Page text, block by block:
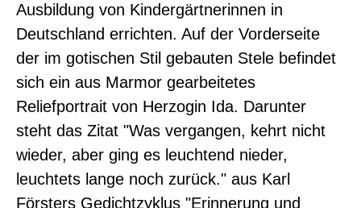
Ausbildung von Kindergärtnerinnen in
Deutschland errichten. Auf der Vorderseite
der im gotischen Stil gebauten Stele befindet
sich ein aus Marmor gearbeitetes
Reliefportrait von Herzogin Ida. Darunter
steht das Zitat "Was vergangen, kehrt nicht
wieder, aber ging es leuchtend nieder,
leuchtets lange noch zurück." aus Karl
Försters Gedichtzyklus "Erinnerung und